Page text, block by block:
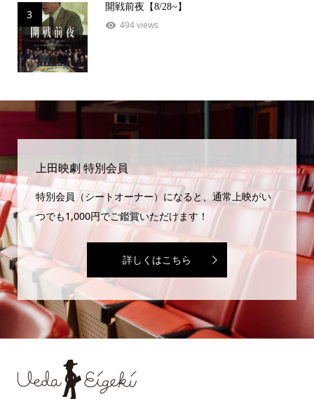
3
開戦前夜【8/28~】
494 views
上田映劇 特別会員
特別会員（シートオーナー）になると、通常上映がい
つでも1,000円でご鑑賞いただけます！
詳しくはこちら